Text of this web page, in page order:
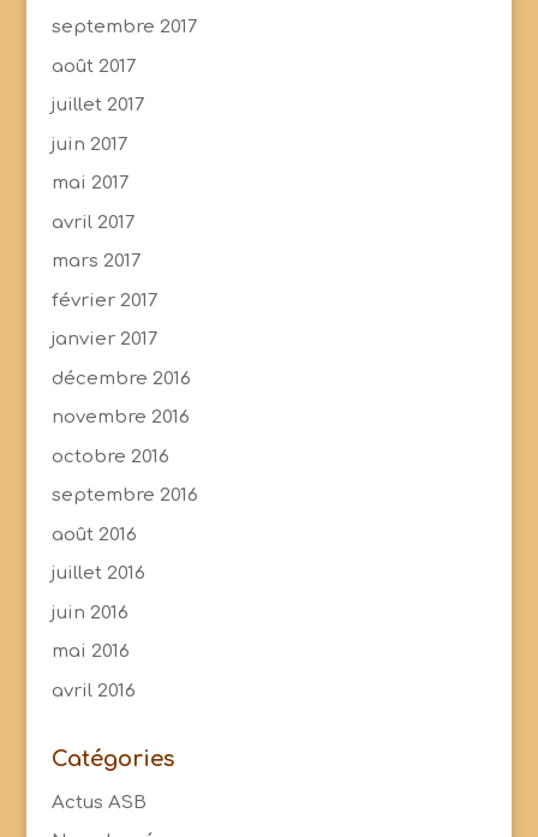
septembre 2017
août 2017
juillet 2017
juin 2017
mai 2017
avril 2017
mars 2017
février 2017
janvier 2017
décembre 2016
novembre 2016
octobre 2016
septembre 2016
août 2016
juillet 2016
juin 2016
mai 2016
avril 2016
Catégories
Actus ASB